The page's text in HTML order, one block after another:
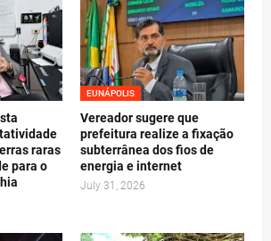
raras
para o
EUNÁPOLIS
Vereador sugere que
prefeitura realize a fixação
subterrânea dos fios de
energia e internet
July 31, 2026